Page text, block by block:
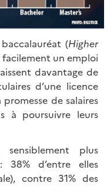
(Higher
un emploi
davantage de
d’une licence
de salaires
à poursuivre leurs
plus
38% d’entre elles
contre 31% des